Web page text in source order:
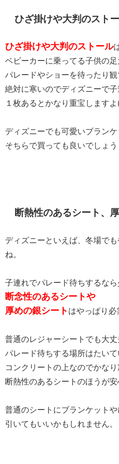
ひざ掛けや大判のスト
ひざ掛けや大判のストール
ベビーカーに乗ってる子供の足
パレードやショーを待ったり観
絶対に寒いのでディズニーで子
１枚あるとかなり重宝します
ディズニーでも可愛いブラン
そちらで買っても良いでしょう
断熱性のあるシート、
ディズニーといえば、冬場で
ね。
子連れでパレード待ちするな
断念性のあるシートや
厚めの銀シート はやっぱり必
普通のレジャーシートでも大丈
パレード待ちする場所はたい
コンクリートの上なのでかなり
断熱性のあるシートのほうが安
普通のシートにブランケット
引いてもいいかもしれません。